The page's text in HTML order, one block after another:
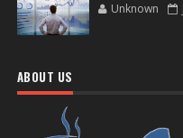
Unknown
ABOUT US